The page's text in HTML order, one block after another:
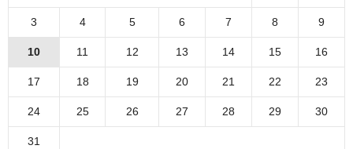
3 4 5 6 7 8 9
10 11 12 13 14 15 16
17 18 19 20 21 22 23
24 25 26 27 28 29 30
31